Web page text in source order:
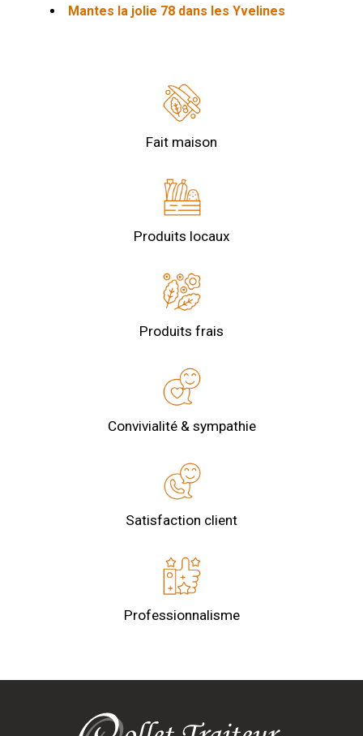
Mantes la jolie 78 dans les Yvelines
Fait maison
Produits locaux
Produits frais
Convivialité & sympathie
Satisfaction client
Professionnalisme